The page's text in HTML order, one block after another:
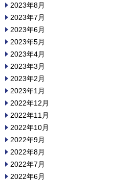
2023年8月
2023年7月
2023年6月
2023年5月
2023年4月
2023年3月
2023年2月
2023年1月
2022年12月
2022年11月
2022年10月
2022年9月
2022年8月
2022年7月
2022年6月